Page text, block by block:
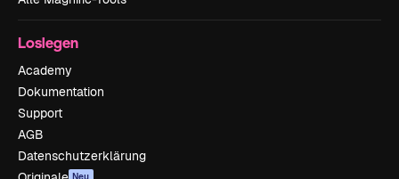
Loslegen
Academy
Dokumentation
Support
AGB
Datenschutzerklärung